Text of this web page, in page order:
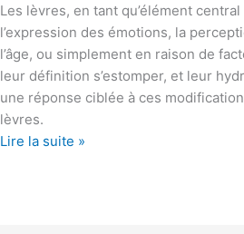
Les lèvres, en tant qu’élément
l’expression des émotions, la
l’âge, ou simplement en raison de
leur définition s’estomper, et leur
une réponse ciblée à ces
lèvres.
tout
ce
qu’il
faut
savoir
pour
des
Lire la suite »